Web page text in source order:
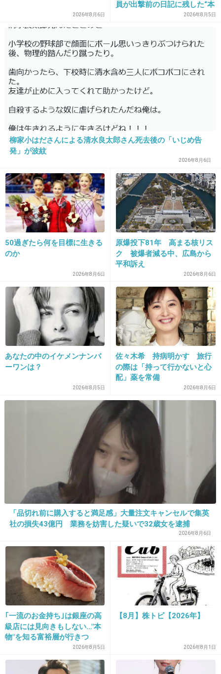
妊娠は5回、無事に出産出来たのは3人です。参考にならないかもしれないし、
不快に思う方がいらっしゃったらすみません｡｡)
個人差ありますが、生理が1日から始まるとしたら、一般的に7日目で終わりま
す。それからさらに7日後、つまり生理開始から14日目あたりが排卵日です。
精子は2～3日生きているので、12日頃から14日頃まで子作りすれば、妊娠の可
来るという方がいますが、毎日はしない方が妊娠しやすいと私は思います。理
由は、精子は毎日出すと濃度が薄くなるので、妊娠しにくくなるからです。だ
から、排卵日まで2～3週間旦那さんに出さないように我慢してもらって、排卵
日前に子作りすると良いです。生々しいですが、子作りは後ろからの体勢の方
が奥まで精子が入るから良いです。子作り後は変な格好ですが、足を上げて精
子が奥に行くように３分位待ちます。３分の理由は、３分以内に拭き取ると(空
気に触れると精子は死にますので)妊娠しにくいと言われているからです。これ
で私はすぐに妊娠しました。長年不妊で悩んでいた知人３組に同じ話をした
ら、すぐに妊娠したので多少は効果があるのかなと思い書かせていただきまし
た。
15. 匿名 2012/12/26(水) 12:26:53
東尾理子とかいって、不妊治療したうちに入らないですよ。
ただ旦那がジジィだから、早く欲しかっただけだと思います。
あーゆー女、マジ嫌い。
+24 -76
2012/12/26(水) 12:37:53
＞１４さん
トピ主ではないけれど参考になりました。
私も１年経っても出来ないのでバックフィニッシュ＋３分
+20 -13
2012/12/26(水) 12:56:05
治療3年目当時は珍しかった胚盤胞胚移植で授
かった娘は12歳になりました
考えもしなかった二人目はまさかの自然妊娠で
悩んでいた3年はすごく長かったけど 今思え
2026年8月6日
員が出撃前の日記に残した“本
2026年8月5日
柳家小はださんによる清水良太郎さん死去後の「いじめ告
発」が波紋
2026年8月6日
50過ぎたら何を目標に生きる
のか
2026年8月6日
原爆投下81年 高まる核リス
ク 被爆者減る中、広島から
平和訴え
2026年8月6日
あなたの中のイケメンナンバ
ーワンは？
2026年8月5日
佐々木希 持病明かす 旅行
の際は「持って行かないと心
配」薬を常備
2026年8月6日
「品切れ前に購入すると満足感」大量注文キャンセルで集英
社の損失43億円 業務を妨害した疑いで32歳女を逮捕
2026年8月6日
｢一流のお金持ち｣は銀座の高
級店には見向きもしない…"本
物"を知る富裕層が行きつ
く"究極のスシ"の正体2026年8月5日
【8月】株トピ【2026年】
2026年8月1日